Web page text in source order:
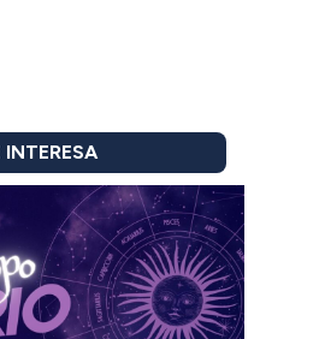
INTERESA